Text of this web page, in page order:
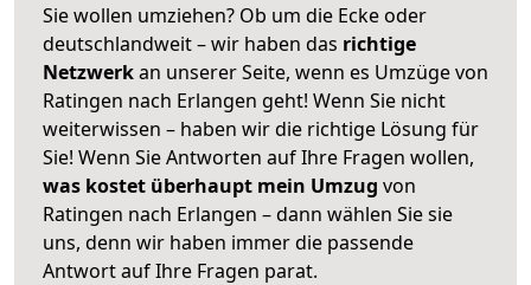
Sie wollen umziehen? Ob um die Ecke oder
deutschlandweit – wir haben das richtige
Netzwerkan unserer Seite, wenn es Umzüge von
Ratingen nach Erlangen geht! Wenn Sie nicht
weiterwissen – haben wir die richtige Lösung für
Sie! Wenn Sie Antworten auf Ihre Fragen wollen,
was kostet überhaupt mein Umzug von
Ratingen nach Erlangen – dann wählen Sie sie
uns, denn wir haben immer die passende
Antwort auf Ihre Fragen parat.